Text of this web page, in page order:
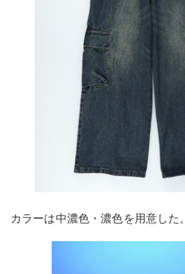
カラーは中濃色・濃色を用意した。